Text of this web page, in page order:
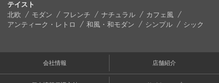
テイスト
北欧
モダン フレンチ ナチュラル
カフェ風
アンティーク・レトロ
和風・和モダン シンプル シック
会社情報 店舗紹介